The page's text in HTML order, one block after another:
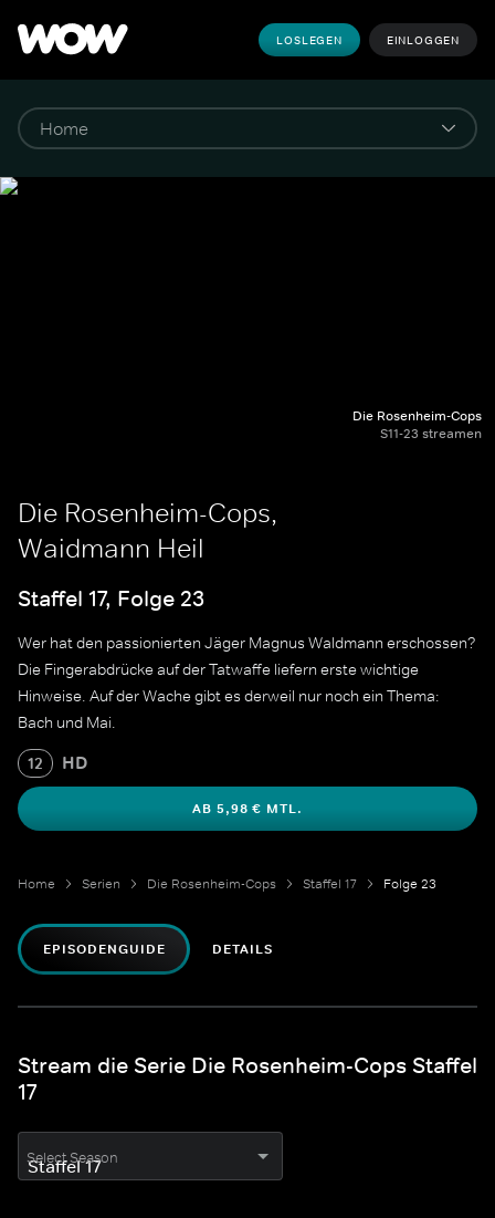
LOSLEGEN EINLOGGEN
Die Rosenheim-Cops
S11-23 streamen
Die Rosenheim-Cops,
Waidmann Heil
Staffel 17, Folge 23
Wer hat den passionierten Jäger Magnus Waldmann erschossen?
Die Fingerabdrücke auf der Tatwaffe liefern erste wichtige
Hinweise. Auf der Wache gibt es derweil nur noch ein Thema:
Bach und Mai.
12 HD
AB 5,98 € MTL.
Home Serien Die Rosenheim-Cops Staffel 17 Folge 23
EPISODENGUIDE DETAILS
Stream die Serie Die Rosenheim-Cops Staffel
17
Select Season